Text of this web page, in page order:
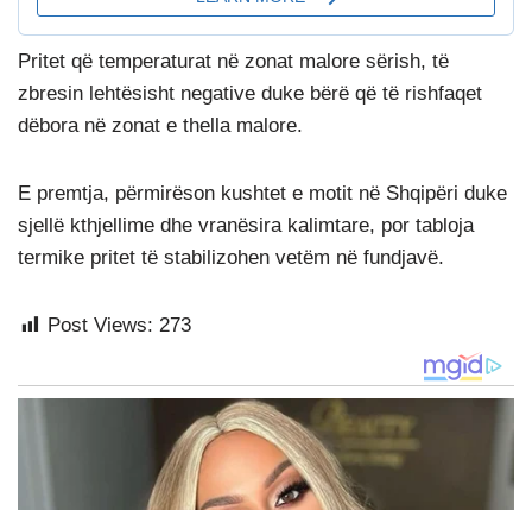
Pritet që temperaturat në zonat malore sërish, të
zbresin lehtësisht negative duke bërë që të rishfaqet
dëbora në zonat e thella malore.
E premtja, përmirëson kushtet e motit në Shqipëri duke
sjellë kthjellime dhe vranësira kalimtare, por tabloja
termike pritet të stabilizohen vetëm në fundjavë.
Post Views: 273